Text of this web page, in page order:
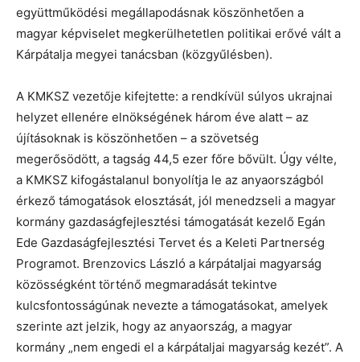
együttműködési megállapodásnak köszönhetően a
magyar képviselet megkerülhetetlen politikai erővé vált a
Kárpátalja megyei tanácsban (közgyűlésben).
A KMKSZ vezetője kifejtette: a rendkívül súlyos ukrajnai
helyzet ellenére elnökségének három éve alatt – az
újításoknak is köszönhetően – a szövetség
megerősödött, a tagság 44,5 ezer főre bővült. Úgy vélte,
a KMKSZ kifogástalanul bonyolítja le az anyaországból
érkező támogatások elosztását, jól menedzseli a magyar
kormány gazdaságfejlesztési támogatását kezelő Egán
Ede Gazdaságfejlesztési Tervet és a Keleti Partnerség
Programot. Brenzovics László a kárpátaljai magyarság
közösségként történő megmaradását tekintve
kulcsfontosságúnak nevezte a támogatásokat, amelyek
szerinte azt jelzik, hogy az anyaország, a magyar
kormány „nem engedi el a kárpátaljai magyarság kezét”. A